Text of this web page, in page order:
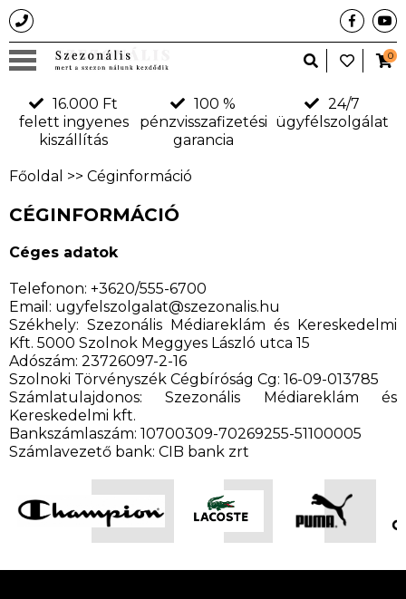
0
16.000 Ft
felett ingyenes
kiszállítás
100 %
pénzvisszafizetési
garancia
24/7
ügyfélszolgálat
Főoldal >> Céginformáció
CÉGINFORMÁCIÓ
Céges adatok
Telefonon: +3620/555-6700
Email: ugyfelszolgalat@szezonalis.hu
Székhely: Szezonális Médiareklám és Kereskedelmi
Kft. 5000 Szolnok Meggyes László utca 15
Adószám: 23726097-2-16
Szolnoki Törvényszék Cégbíróság Cg: 16-09-013785
Számlatulajdonos: Szezonális Médiareklám és
Kereskedelmi kft.
Bankszámlaszám: 10700309-70269255-51100005
Számlavezető bank: CIB bank zrt